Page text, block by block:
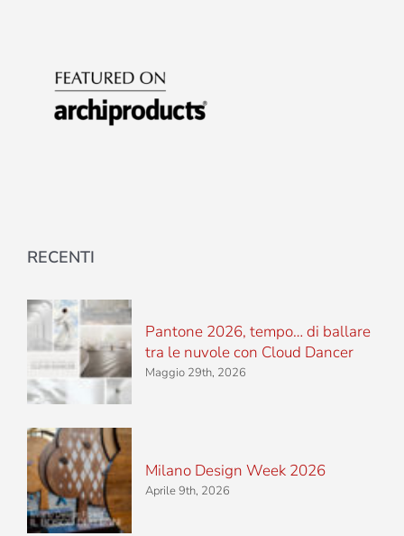
RECENTI
Pantone 2026, tempo… di ballare
tra le nuvole con Cloud Dancer
Maggio 29th, 2026
Milano Design Week 2026
Aprile 9th, 2026